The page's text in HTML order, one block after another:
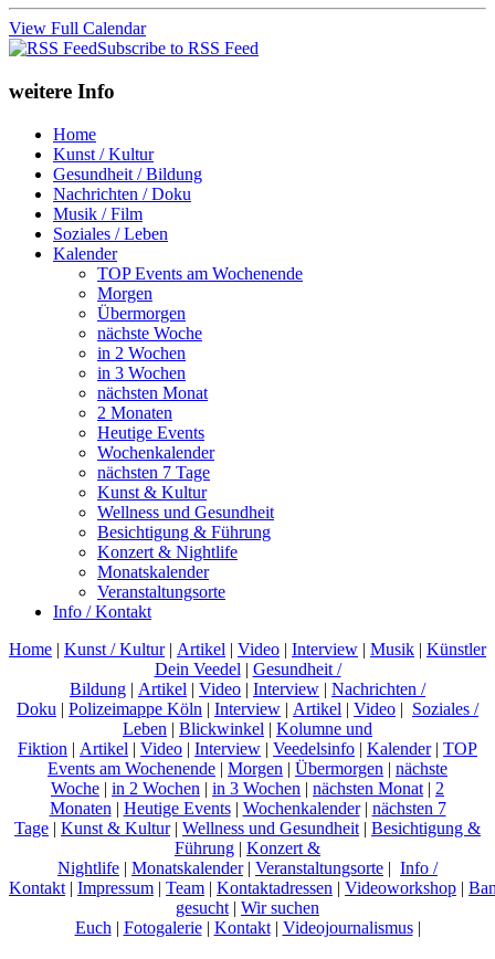
View Full Calendar
Subscribe to RSS Feed
weitere Info
Home
Kunst / Kultur
Gesundheit / Bildung
Nachrichten / Doku
Musik / Film
Soziales / Leben
Kalender
TOP Events am Wochenende
Morgen
Übermorgen
nächste Woche
in 2 Wochen
in 3 Wochen
nächsten Monat
2 Monaten
Heutige Events
Wochenkalender
nächsten 7 Tage
Kunst & Kultur
Wellness und Gesundheit
Besichtigung & Führung
Konzert & Nightlife
Monatskalender
Veranstaltungsorte
Info / Kontakt
Home | Kunst / Kultur| Artikel | Video | Interview | Musik | Künstler
Dein Veedel | Gesundheit /
Bildung | Artikel | Video | Interview | Nachrichten /
Doku | Polizeimappe Köln | Interview | Artikel | Video | Soziales /
Leben | Blickwinkel | Kolumne und
Fiktion | Artikel | Video | Interview | Veedelsinfo | Kalender| TOP
Events am Wochenende | Morgen | Übermorgen | nächste
Woche | in 2 Wochen | in 3 Wochen | nächsten Monat | 2
Monaten | Heutige Events| Wochenkalender| nächsten 7
Tage | Kunst & Kultur| Wellness und Gesundheit | Besichtigung &
Führung | Konzert &
Nightlife | Monatskalender| Veranstaltungsorte | Info /
Kontakt | Impressum | Team | Kontaktadressen | Videoworkshop |
gesucht | Wir suchen
Euch | Fotogalerie| Kontakt| Videojournalismus|